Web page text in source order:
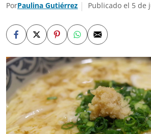
PorPaulina Gutiérrez Publicado el 5 de